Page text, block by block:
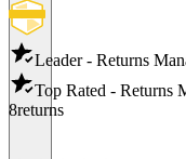
Leader - Returns
Top Rated - Returns
8returns